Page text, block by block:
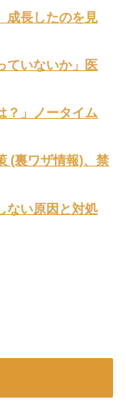
成長したのを見
ていないか」医
」ノータイム
(裏ワザ情報)、禁
い原因と対処